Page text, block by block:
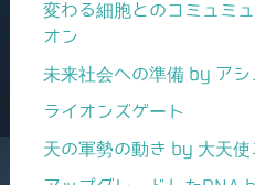
変わる細胞とのコミュミ
オン
未来社会への準備 by アシ
ライオンズゲート
天の軍勢の動き by 大天使